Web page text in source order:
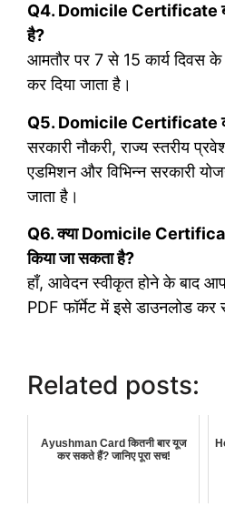
Q4. Domicile Certificate
है?
आमतौर पर 7 से 15 कार्य दिवस के
कर दिया जाता है।
Q5. Domicile Certificate का
सरकारी नौकरी, राज्य स्तरीय
एडमिशन और विभिन्न सरकारी
जाता है।
Q6. क्या Domicile
किया जा सकता है?
हाँ, आवेदन स्वीकृत होने के बाद
PDF फॉर्मेट में इसे डाउनलोड
Related posts:
Ayushman Card कितनी बार यूज
कर सकते हैं? जानिए पूरा सच!